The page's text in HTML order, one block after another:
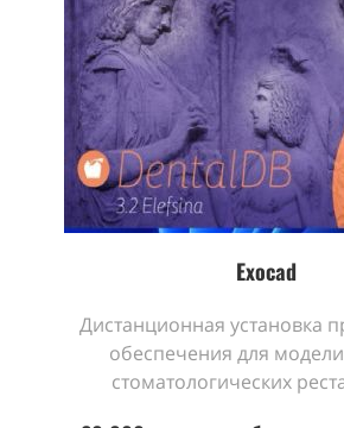
Exocad
Дистанционная установка
обеспечения для
стоматологических